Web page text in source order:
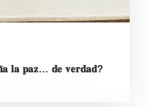
𝐥𝐚 𝐩𝐚𝐳… 𝐝𝐞 𝐯𝐞𝐫𝐝𝐚𝐝?